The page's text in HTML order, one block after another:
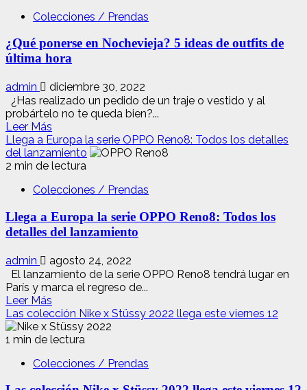
presenta
nueva
edición
Absolut
Rainbow
2023
Colecciones / Prendas
¿Qué ponerse en Nochevieja? 5 ideas de outfits de
última hora
admin
diciembre 30, 2022
¿Has realizado un pedido de un traje o vestido y al
probártelo no te queda bien?...
Leer Más
más
acerca
de
ponerse
Nochevieja?
5
de
outfits
de
última
hora
Llega a Europa la serie OPPO Reno8: Todos los detalles
del lanzamiento
2 min de lectura
Colecciones / Prendas
Llega a Europa la serie OPPO Reno8: Todos los
detalles del lanzamiento
admin
agosto 24, 2022
El lanzamiento de la serie OPPO Reno8 tendrá lugar en
París y marca el regreso de...
Leer Más
más
acerca
de
a
Las colección Nike x Stüssy 2022 llega este viernes 12
1 min de lectura
Colecciones / Prendas